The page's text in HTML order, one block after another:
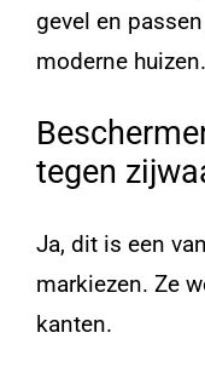
gevel en
moderne huizen.
tegen
Ja, dit is een
markiezen. Ze
kanten.